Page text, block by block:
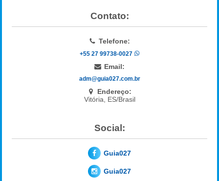
Contato:
Telefone:
+55 27 99738-0027
Email:
adm@guia027.com.br
Endereço:
Vitória, ES/Brasil
Social:
Guia027
Guia027